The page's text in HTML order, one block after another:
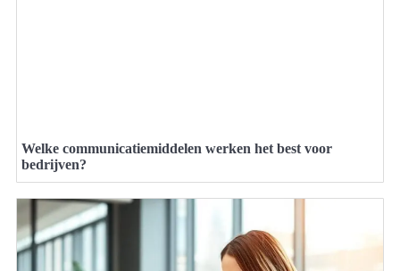
Welke communicatiemiddelen werken het best voor
bedrijven?